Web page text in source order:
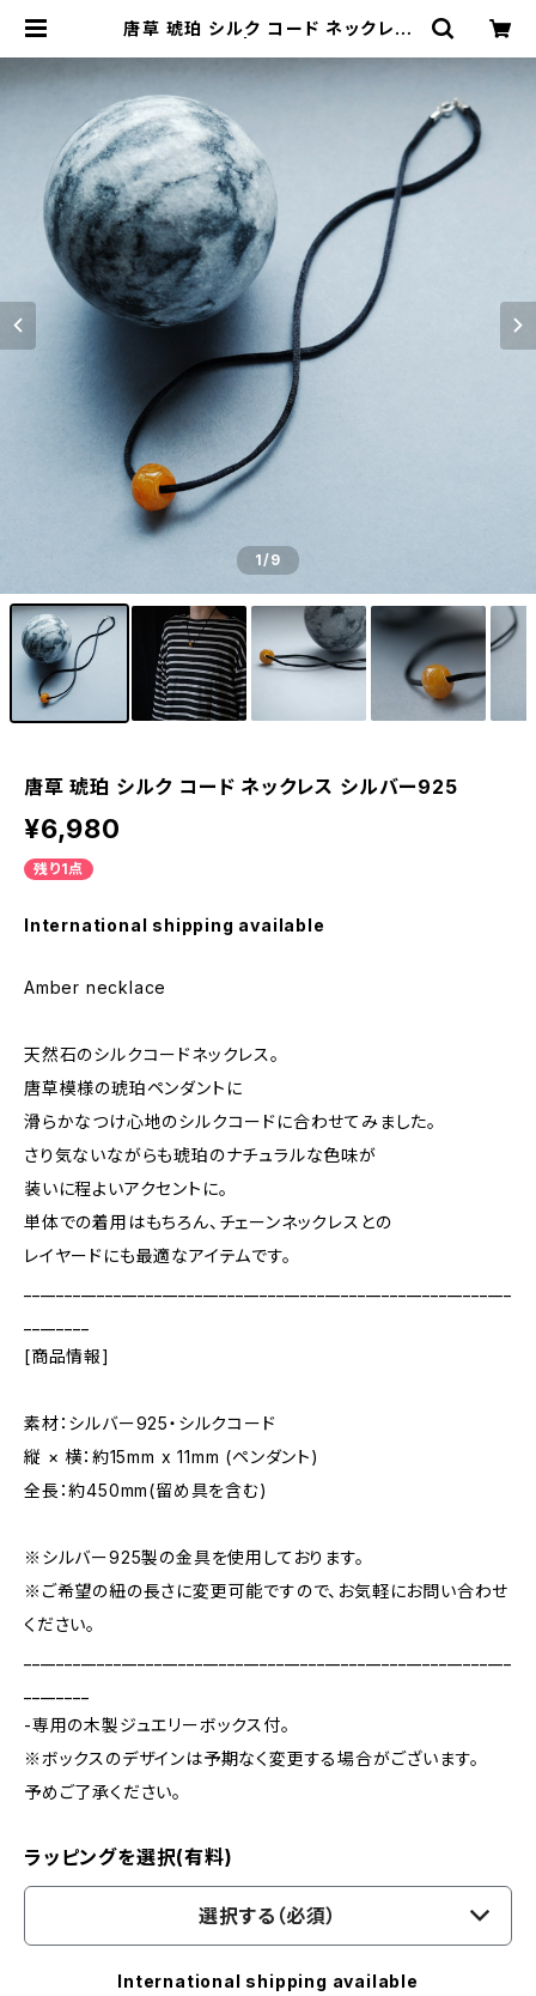
唐草 琥珀 シルク コード ネックレス
(Cloud-jewelry) レディース メン
1/9
唐草 琥珀 シルク コード ネックレス シルバー925
¥6,980
残り1点
International shipping available
Amber necklace
天然石のシルクコードネックレス。
唐草模様の琥珀ペンダントに
滑らかなつけ心地のシルクコードに合わせてみました。
さり気ないながらも琥珀のナチュラルな色味が
装いに程よいアクセントに。
単体での着用はもちろん、チェーンネックレスとの
レイヤードにも最適なアイテムです。
[商品情報]
素材：シルバー925・シルクコード
縦 × 横：約15mm x 11mm (ペンダント)
全長：約450mm(留め具を含む)
※シルバー925製の金具を使用しております。
※ご希望の紐の長さに変更可能ですので、お気軽にお問い合わせ
ください。
-専用の木製ジュエリーボックス付。
※ボックスのデザインは予期なく変更する場合がございます。
予めご了承ください。
ラッピングを選択(有料)
選択する（必須）
International shipping available